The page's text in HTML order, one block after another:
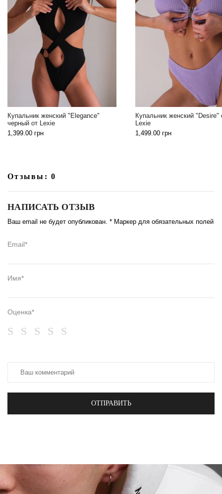
Купальник женский "Desire" от
Lexie
1,499.00
1,299.00грн
Отзывы: 0
НАПИСАТЬ ОТЗЫВ
Ваш email не будет опубликован. * Маркер для обязательных полей
Email*
Имя*
Оценка*
ОТПРАВИТЬ